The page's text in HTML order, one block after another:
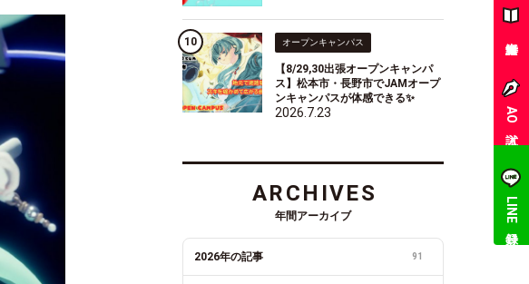
オープンキャンパス
【8/29,30出張オープンキャンパ
ス】松本市・長野市でJAMオープ
ンキャンパスが体感できる✨
2026.7.23
ARCHIVES
年間アーカイブ
2026年の記事 91
AO入試
LINE登録